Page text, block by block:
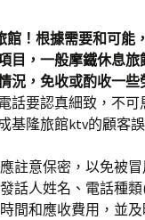
！根據需要和可能
目，一般摩鐵休息
況，免收或酌收一些
話要認真細致，不
基隆旅館ktv的顧客
註意保密，以免被冒
話人姓名、電話種類
間和應收費用，並